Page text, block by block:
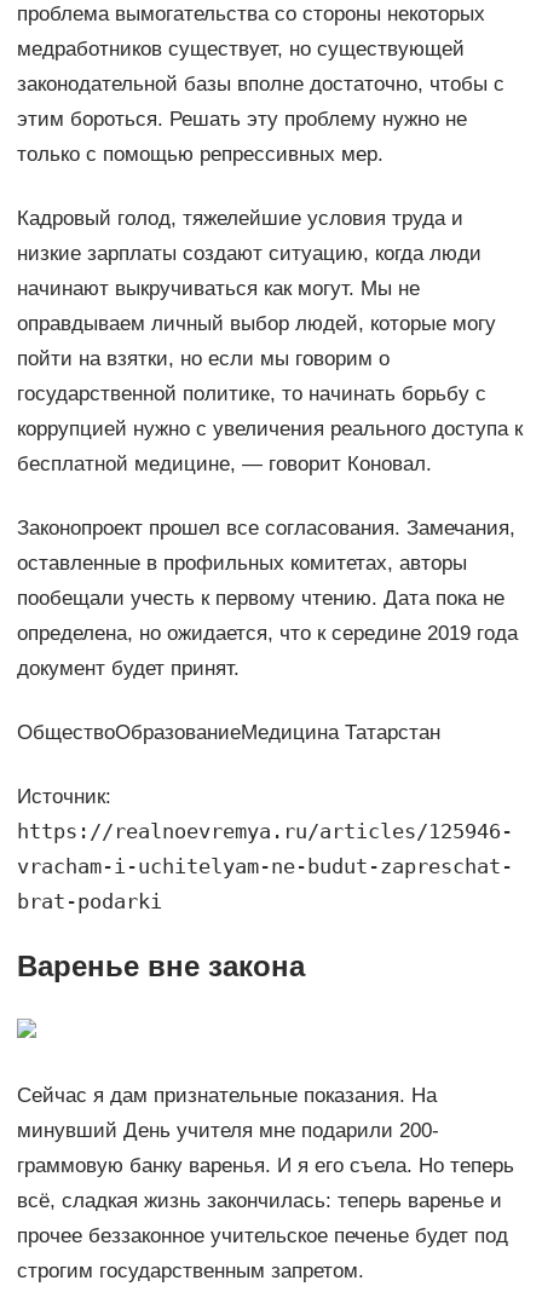
проблема вымогательства со стороны некоторых
медработников существует, но существующей
законодательной базы вполне достаточно, чтобы с
этим бороться. Решать эту проблему нужно не
только с помощью репрессивных мер.
Кадровый голод, тяжелейшие условия труда и
низкие зарплаты создают ситуацию, когда люди
начинают выкручиваться как могут. Мы не
оправдываем личный выбор людей, которые могу
пойти на взятки, но если мы говорим о
государственной политике, то начинать борьбу с
коррупцией нужно с увеличения реального доступа к
бесплатной медицине, — говорит Коновал.
Законопроект прошел все согласования. Замечания,
оставленные в профильных комитетах, авторы
пообещали учесть к первому чтению. Дата пока не
определена, но ожидается, что к середине 2019 года
документ будет принят.
ОбществоОбразованиеМедицина Татарстан
Источник:
https://realnoevremya.ru/articles/125946-
vracham-i-uchitelyam-ne-budut-zapreschat-
brat-podarki
Варенье вне закона
Сейчас я дам признательные показания. На
минувший День учителя мне подарили 200-
граммовую банку варенья. И я его съела. Но теперь
всё, сладкая жизнь закончилась: теперь варенье и
прочее беззаконное учительское печенье будет под
строгим государственным запретом.